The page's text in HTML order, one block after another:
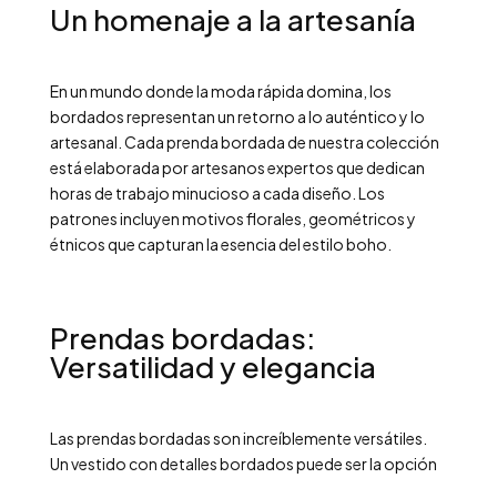
Un homenaje a la artesanía
En un mundo donde la moda rápida domina, los
bordados representan un retorno a lo auténtico y lo
artesanal. Cada prenda bordada de nuestra colección
está elaborada por artesanos expertos que dedican
horas de trabajo minucioso a cada diseño. Los
patrones incluyen motivos florales, geométricos y
étnicos que capturan la esencia del estilo boho.
Prendas bordadas:
Versatilidad y elegancia
Las prendas bordadas son increíblemente versátiles.
Un vestido con detalles bordados puede ser la opción